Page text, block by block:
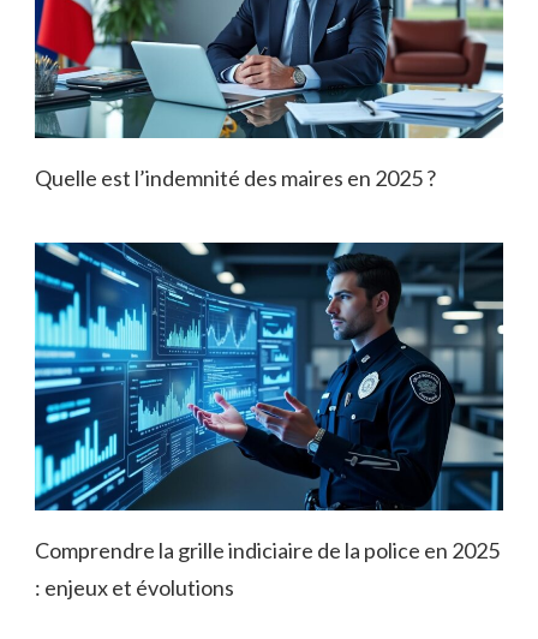
Quelle est l’indemnité des maires en 2025 ?
Comprendre la grille indiciaire de la police en 2025
: enjeux et évolutions